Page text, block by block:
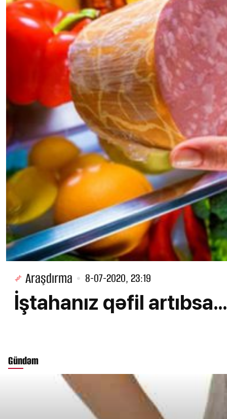
Araşdırma 8-07-2020, 23:19
İştahanız qəfil
Gündəm